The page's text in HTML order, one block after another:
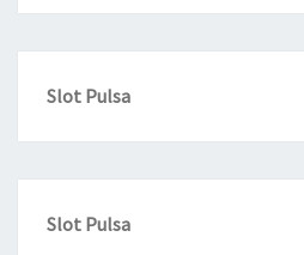
Slot Pulsa
Slot Pulsa